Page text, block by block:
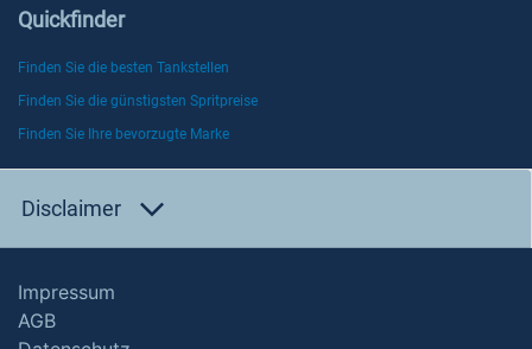
Quickfinder
Finden Sie die besten Tankstellen
Finden Sie die günstigsten Spritpreise
Finden Sie Ihre bevorzugte Marke
Disclaimer
Impressum
AGB